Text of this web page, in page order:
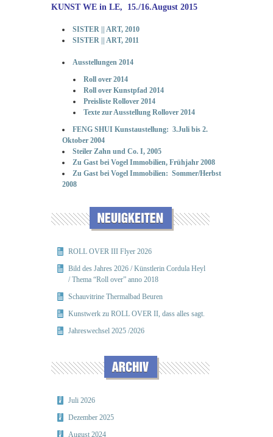
KUNST WE in LE, 15./16.August 2015
SISTER || ART, 2010
SISTER || ART, 2011
Ausstellungen 2014
Roll over 2014
Roll over Kunstpfad 2014
Preisliste Rollover 2014
Texte zur Ausstellung Rollover 2014
FENG SHUI Kunstaustellung: 3.Juli bis 2.
Oktober 2004
Steiler Zahn und Co. I, 2005
Zu Gast bei Vogel Immobilien, Frühjahr 2008
Zu Gast bei Vogel Immobilien: Sommer/Herbst
2008
ROLL OVER III Flyer 2026
Bild des Jahres 2026 / Künstlerin Cordula Heyl
/ Thema “Roll over” anno 2018
Schauvitrine Thermalbad Beuren
Kunstwerk zu ROLL OVER II, dass alles sagt.
Jahreswechsel 2025 /2026
Juli 2026
Dezember 2025
August 2024